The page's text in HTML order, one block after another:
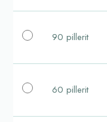
90 pillerit
60 pillerit